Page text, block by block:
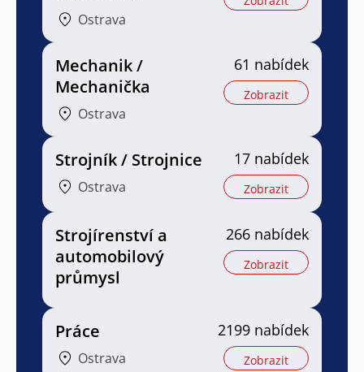
Ostrava
Mechanik /
Mechanička
Ostrava
61 nabídek
Zobrazit
Strojník / Strojnice
Ostrava
17 nabídek
Zobrazit
Strojírenství a
automobilový
průmysl
266 nabídek
Zobrazit
Práce
Ostrava
2199 nabídek
Zobrazit